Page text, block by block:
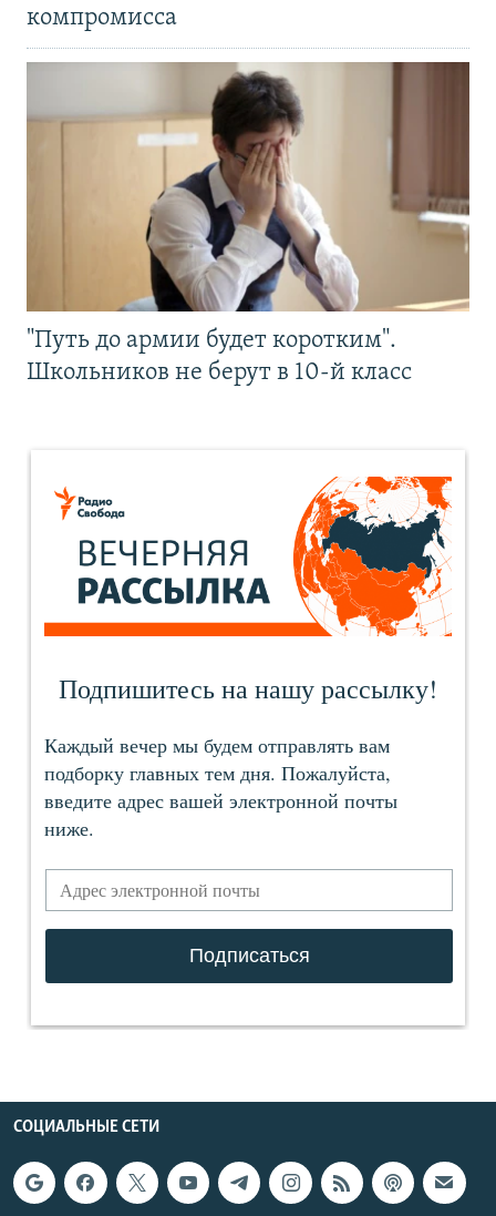
компромисса
"Путь до армии будет коротким".
Школьников не берут в 10-й класс
СОЦИАЛЬНЫЕ СЕТИ